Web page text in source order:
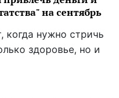
на сентябрь
когда нужно стричь
здоровье, но и